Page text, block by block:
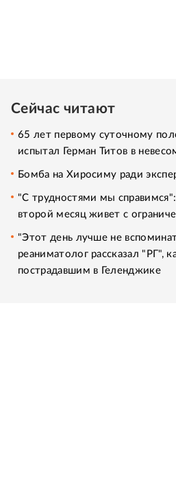
Сейчас читают
65 лет первому суточному
испытал Герман Титов в
Бомба на Хиросиму ради
"С трудностями мы
второй месяц живет с
"Этот день лучше не
реаниматолог рассказал "РГ",
пострадавшим в Геленджике